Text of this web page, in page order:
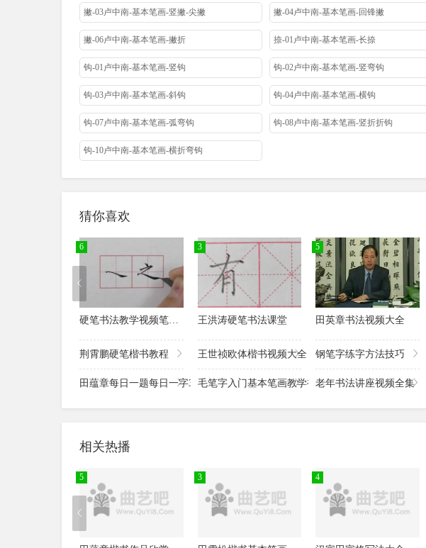
撇-03卢中南-基本笔画-竖撇-尖撇 撇-04卢中南-基本笔画-回锋撇
撇-06卢中南-基本笔画-撇折 捺-01卢中南-基本笔画-长捺
钩-01卢中南-基本笔画-竖钩 钩-02卢中南-基本笔画-竖弯钩
钩-03卢中南-基本笔画-斜钩 钩-04卢中南-基本笔画-横钩
钩-07卢中南-基本笔画-弧弯钩 钩-08卢中南-基本笔画-竖折折钩
钩-10卢中南-基本笔画-横折弯钩
猜你喜欢
6 3
王洪涛硬笔书法课堂
5
田英章书法视频大全
荆霄鹏硬笔楷书教程 王世祯欧体楷书视频大全 钢笔字练字方法技巧
田蕴章每日一题每日一字365集书法讲座毛笔字入门基本笔画教学视频老年书法讲座视频全集
相关热播
5 3 4